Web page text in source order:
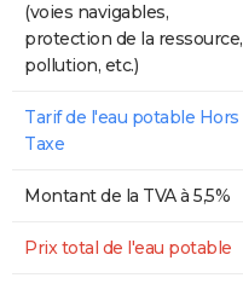
(voies navigables,
protection de la ressource,
pollution, etc.)
Tarif de l'eau potable Hors
Taxe
Montant de la TVA à 5,5%
Prix total de l'eau potable